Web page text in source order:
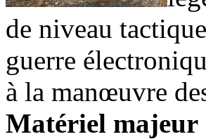
de niveau
guerre
à la manœuvre
Matériel majeur